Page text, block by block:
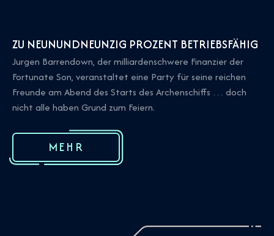
ZU NEUNUNDNEUNZIG PROZENT BETRIEBSFÄHIG
Jurgen Barrendown, der milliardenschwere Finanzier der
Fortunate Son, veranstaltet eine Party für seine reichen
Freunde am Abend des Starts des Archenschiffs … doch
nicht alle haben Grund zum Feiern.
MEHR